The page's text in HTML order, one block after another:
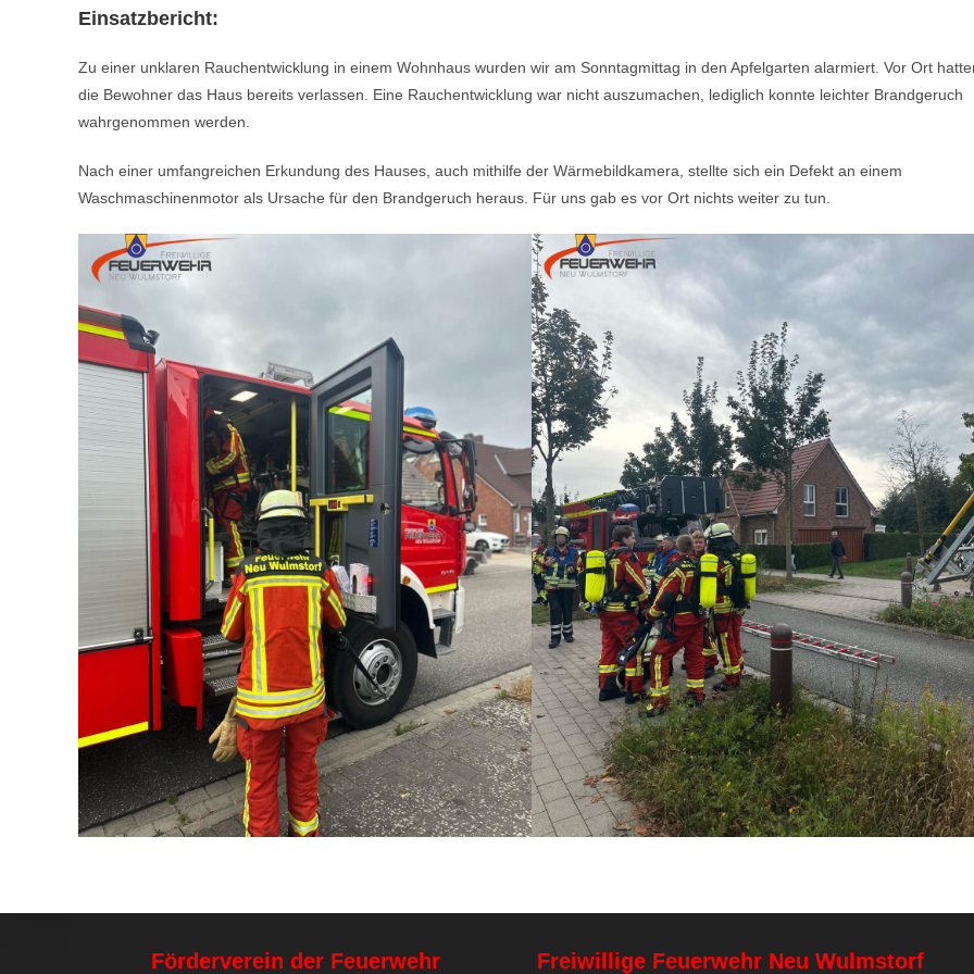
Einsatzbericht:
Zu einer unklaren Rauchentwicklung in einem Wohnhaus wurden wir am Sonntagmittag in den Apfelgarten alarmiert. Vor Ort
die Bewohner das Haus bereits verlassen. Eine Rauchentwicklung war nicht auszumachen, lediglich konnte leichter Brandgeruch
wahrgenommen werden.
Nach einer umfangreichen Erkundung des Hauses, auch mithilfe der Wärmebildkamera, stellte sich ein Defekt an einem
Waschmaschinenmotor als Ursache für den Brandgeruch heraus. Für uns gab es vor Ort nichts weiter zu tun.
Förderverein der Feuerwehr Freiwillige Feuerwehr Neu Wulmstorf